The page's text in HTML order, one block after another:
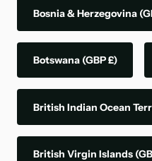
Bosnia & Herzegovina
Botswana (GBP £)
British Indian Ocean
British Virgin Islands